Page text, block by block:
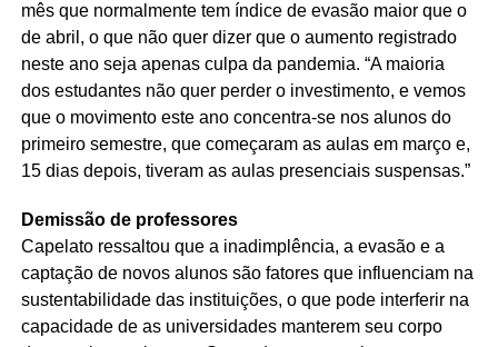
mês que normalmente tem índice de evasão maior que o
de abril, o que não quer dizer que o aumento registrado
neste ano seja apenas culpa da pandemia. “A maioria
dos estudantes não quer perder o investimento, e vemos
que o movimento este ano concentra-se nos alunos do
primeiro semestre, que começaram as aulas em março e,
15 dias depois, tiveram as aulas presenciais suspensas.”
Demissão de professores
Capelato ressaltou que a inadimplência, a evasão e a
captação de novos alunos são fatores que influenciam na
sustentabilidade das instituições, o que pode interferir na
capacidade de as universidades manterem seu corpo